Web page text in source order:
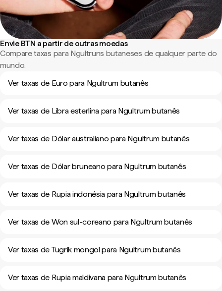
Envie BTN a partir de outras moedas
Compare taxas para Ngultruns butaneses de qualquer parte do
mundo.
Ver taxas de Euro para Ngultrum butanês
Ver taxas de Libra esterlina para Ngultrum butanês
Ver taxas de Dólar australiano para Ngultrum butanês
Ver taxas de Dólar bruneano para Ngultrum butanês
Ver taxas de Rupia indonésia para Ngultrum butanês
Ver taxas de Won sul-coreano para Ngultrum butanês
Ver taxas de Tugrik mongol para Ngultrum butanês
Ver taxas de Rupia maldivana para Ngultrum butanês